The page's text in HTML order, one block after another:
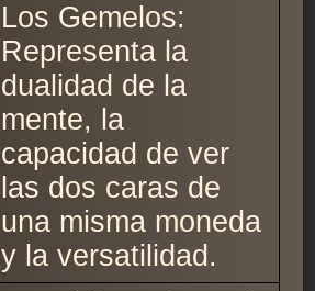
Los Gemelos:
Representa la
dualidad de la
mente, la
capacidad de ver
las dos caras de
una misma moneda
y la versatilidad.